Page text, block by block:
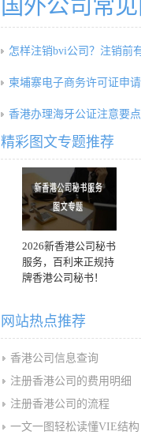
怎样注销bvi公司？注销前
柬埔寨电子商务许可证申请
香港办理海牙公证注意要点
精彩图文专题推荐
2026新香港公司秘书
服务，百利来正规持
牌香港公司秘书！
网站热点推荐
香港公司信息查询
注册香港公司的费用明细
注册香港公司的流程
一文一图轻松读懂VIE结